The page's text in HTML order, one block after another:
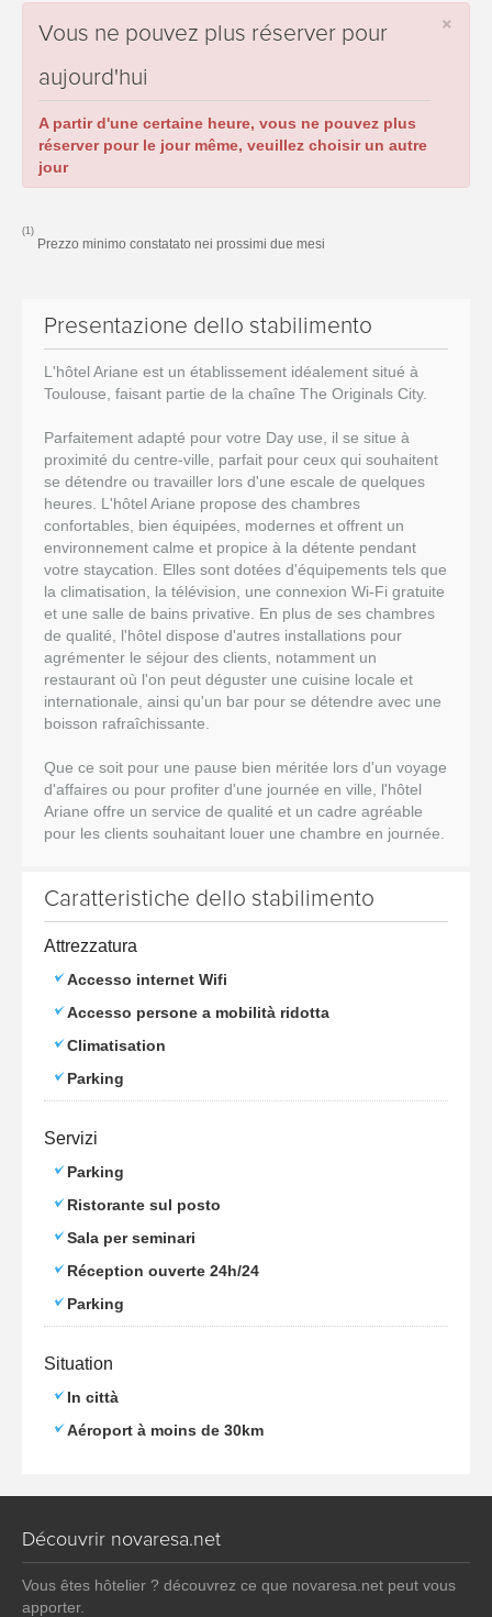
×
Vous ne pouvez plus réserver pour
aujourd'hui
A partir d'une certaine heure, vous ne pouvez plus
réserver pour le jour même, veuillez choisir un autre
jour
(1)
Prezzo minimo constatato nei prossimi due mesi
Presentazione dello stabilimento
L'hôtel Ariane est un établissement idéalement situé à
Toulouse, faisant partie de la chaîne The Originals City.
Parfaitement adapté pour votre Day use, il se situe à
proximité du centre-ville, parfait pour ceux qui souhaitent
se détendre ou travailler lors d'une escale de quelques
heures. L'hôtel Ariane propose des chambres
confortables, bien équipées, modernes et offrent un
environnement calme et propice à la détente pendant
votre staycation. Elles sont dotées d'équipements tels que
la climatisation, la télévision, une connexion Wi-Fi gratuite
et une salle de bains privative. En plus de ses chambres
de qualité, l'hôtel dispose d'autres installations pour
agrémenter le séjour des clients, notamment un
restaurant où l'on peut déguster une cuisine locale et
internationale, ainsi qu'un bar pour se détendre avec une
boisson rafraîchissante.
Que ce soit pour une pause bien méritée lors d'un voyage
d'affaires ou pour profiter d'une journée en ville, l'hôtel
Ariane offre un service de qualité et un cadre agréable
pour les clients souhaitant louer une chambre en journée.
Caratteristiche dello stabilimento
Attrezzatura
Accesso internet Wifi
Accesso persone a mobilità ridotta
Climatisation
Parking
Servizi
Parking
Ristorante sul posto
Sala per seminari
Réception ouverte 24h/24
Parking
Situation
In città
Aéroport à moins de 30km
Découvrir novaresa.net
Vous êtes hôtelier ? découvrez ce que novaresa.net peut vous
apporter.